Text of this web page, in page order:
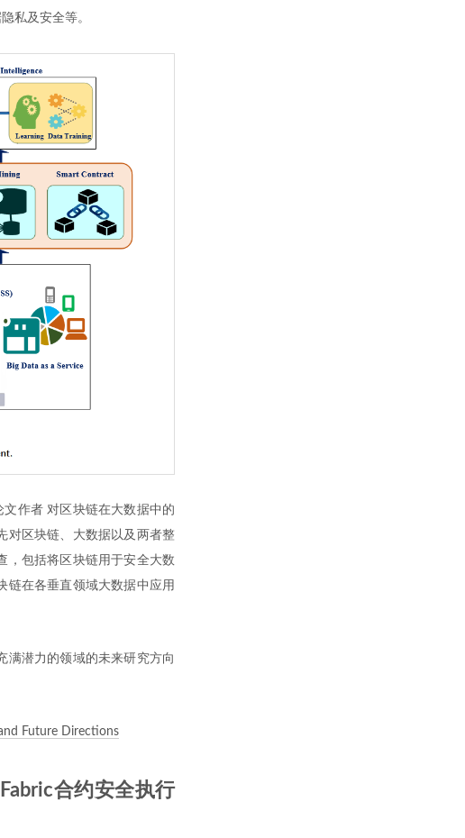
私及安全等。
作者 对区块链在大数据中的
对区块链、大数据以及两者整
，包括将区块链用于安全大数
链在各垂直领域大数据中应用
满潜力的领域的未来研究方向
Future Directions
合约安全执行